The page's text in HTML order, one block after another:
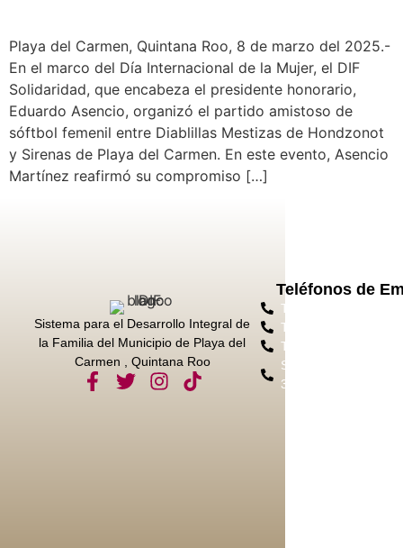
Playa del Carmen, Quintana Roo, 8 de marzo del 2025.-
En el marco del Día Internacional de la Mujer, el DIF
Solidaridad, que encabeza el presidente honorario,
Eduardo Asencio, organizó el partido amistoso de
sóftbol femenil entre Diablillas Mestizas de Hondzonot
y Sirenas de Playa del Carmen. En este evento, Asencio
Martínez reafirmó su compromiso […]
Sistema para el Desarrollo Integral de
la Familia del Municipio de Playa del
Carmen , Quintana Roo
Teléfonos de
Tel. Protección Civil
Tel. Emergencias 911
Tel. Bomberos 984
Sec. Seg.
3050 Ext. 11028